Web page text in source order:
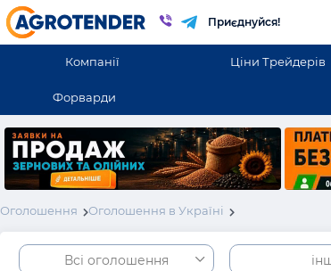
Приєднуйся!
Компанії Ціни Трейдерів
Форварди
Оголошення Оголошення в Україні
Всі оголошення